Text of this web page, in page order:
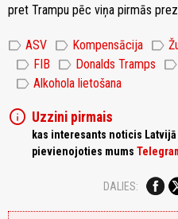
pret Trampu pēc viņa pirmās
label ASV label Kompensācija label
label FIB label Donalds Tramps label
label Alkohola lietošana
info Uzzini pirmais
kas interesants noticis Latvijā
pievienojoties mums
DALIES: